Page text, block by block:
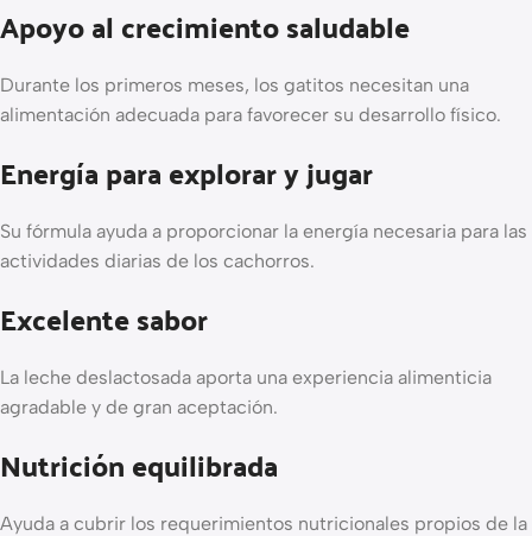
Apoyo al crecimiento saludable
Durante los primeros meses, los gatitos necesitan una
alimentación adecuada para favorecer su desarrollo físico.
Energía para explorar y jugar
Su fórmula ayuda a proporcionar la energía necesaria para las
actividades diarias de los cachorros.
Excelente sabor
La leche deslactosada aporta una experiencia alimenticia
agradable y de gran aceptación.
Nutrición equilibrada
Ayuda a cubrir los requerimientos nutricionales propios de la